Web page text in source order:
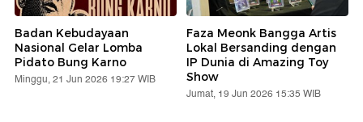
Badan Kebudayaan
Nasional Gelar Lomba
Pidato Bung Karno
Minggu, 21 Jun 2026 19:27 WIB
Faza Meonk Bangga Artis
Lokal Bersanding dengan
IP Dunia di Amazing Toy
Show
Jumat, 19 Jun 2026 15:35 WIB